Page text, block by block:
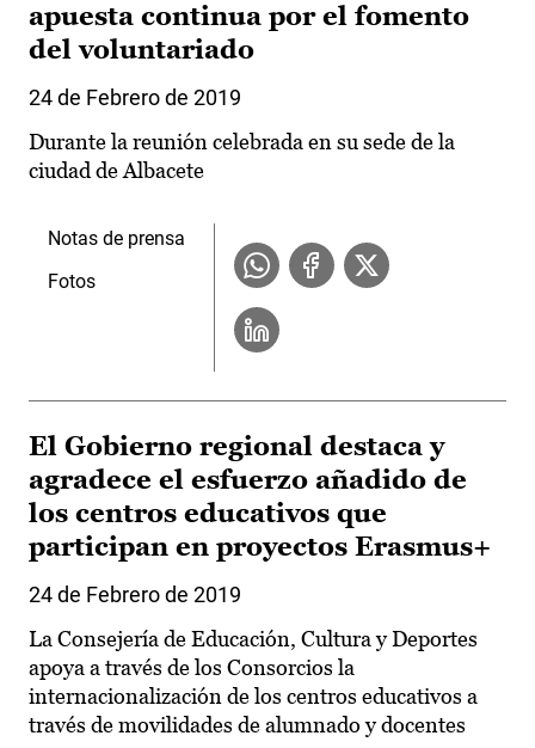
apuesta continua por el fomento
del voluntariado
24 de Febrero de 2019
Durante la reunión celebrada en su sede de la
ciudad de Albacete
Notas de prensa
Fotos
El Gobierno regional destaca y
agradece el esfuerzo añadido de
los centros educativos que
participan en proyectos Erasmus+
24 de Febrero de 2019
La Consejería de Educación, Cultura y Deportes
apoya a través de los Consorcios la
internacionalización de los centros educativos a
través de movilidades de alumnado y docentes